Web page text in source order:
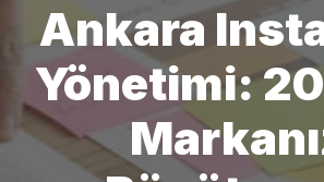
Ankara
Yönetimi: